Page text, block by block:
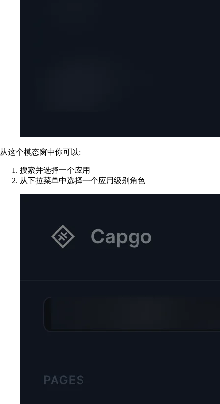
从这个模态窗中你可以:
搜索并选择一个应用
从下拉菜单中选择一个应用级别角色